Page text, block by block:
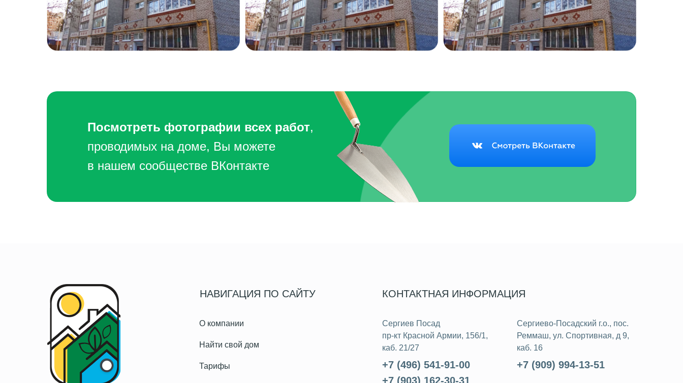
Посмотреть фотографии всех работ,
проводимых на доме, Вы можете
в нашем сообществе ВКонтакте
Группа Вконтакте
НАВИГАЦИЯ ПО САЙТУ
О компании
Найти свой дом
Тарифы
+7 (496) 541-91-00
+7 (903) 162-30-31
+7 (909) 994-13-51
Сергиево-Посадский г.о., пос.
Реммаш, ул. Спортивная, д 9,
каб. 16
КОНТАКТНАЯ ИНФОРМАЦИЯ
Сергиев Посад
пр-кт Красной Армии, 156/1,
каб. 21/27